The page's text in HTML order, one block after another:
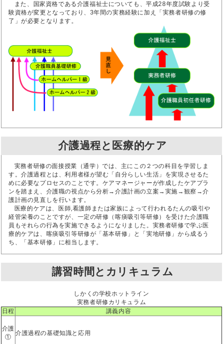
また、国家資格である介護福祉士についても、平成28年度試験より受
験資格が変更となっており、3年間の実務経験に加え「実務者研修の修
了」が必要となります。
介護過程と医療的ケア
実務者研修の面接授業（通学）では、主にこの２つの科目を学習しま
す。介護過程とは、利用者様が望む「自分らしい生活」を実現させるた
めに必要なプロセスのことです。ケアマネージャーが作成したケアプラ
ンを踏まえ、介護職の視点から分析→介護計画の立案→実施→観察→介
護計画の見直しを行います。
医療的ケアは、医師,看護師または家族によって行われるたんの吸引や
経管栄養のことですが、一定の研修（喀痰吸引等研修）を受けた介護職
員もそれらの行為を実施できるようになりました。実務者研修で学ぶ医
療的ケアは、喀痰吸引等研修が「基本研修」と「実地研修」から成るう
ち、「基本研修」に相当します。
講習時間とカリキュラム
しかくの学校ホットライン
実務者研修カリキュラム
日程
講義内容
介護
①
介護過程の基礎知識と応用